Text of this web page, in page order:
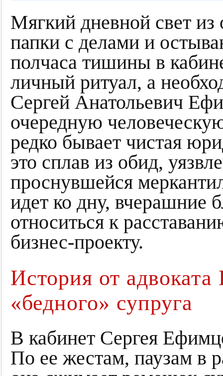
Мягкий дневной свет
папки с делами и
полчаса тишины в
личный ритуал, а
Сергей Анатольевич
очередную
редко бывает чистая
это сплав из обид,
проснувшейся
идет ко дну, вчерашние
относиться к
бизнес-проекту.
История от
«бедного» супруга
В кабинет Сергея
По ее жестам, паузам в